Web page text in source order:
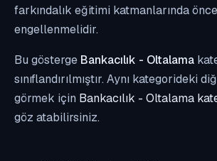
farkındalık eğitimi katmanlarında
engellenmelidir.
Bu gösterge Bankacılık - Oltalama
sınıflandırılmıştır. Aynı kategorideki
görmek için Bankacılık - Oltalama
göz atabilirsiniz.